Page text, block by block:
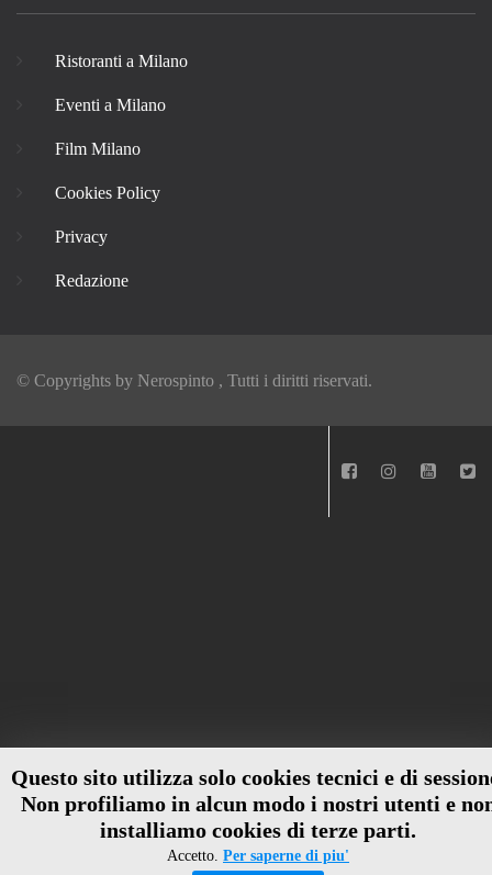
Questo sito utilizza solo cookies tecnici e di
Non profiliamo in alcun modo i nostri utenti e
installiamo cookies di terze parti.
Accetto. Per saperne di piu'
Ristoranti a Milano
Eventi a Milano
Film Milano
Cookies Policy
Privacy
Redazione
© Copyrights by Nerospinto , Tutti i diritti riservati.